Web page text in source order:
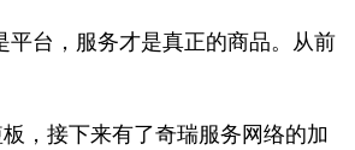
平台 ，服务才是真正的商品。从前
，接下来有了奇瑞服务网络的加